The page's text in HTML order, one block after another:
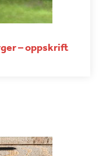
– oppskrift